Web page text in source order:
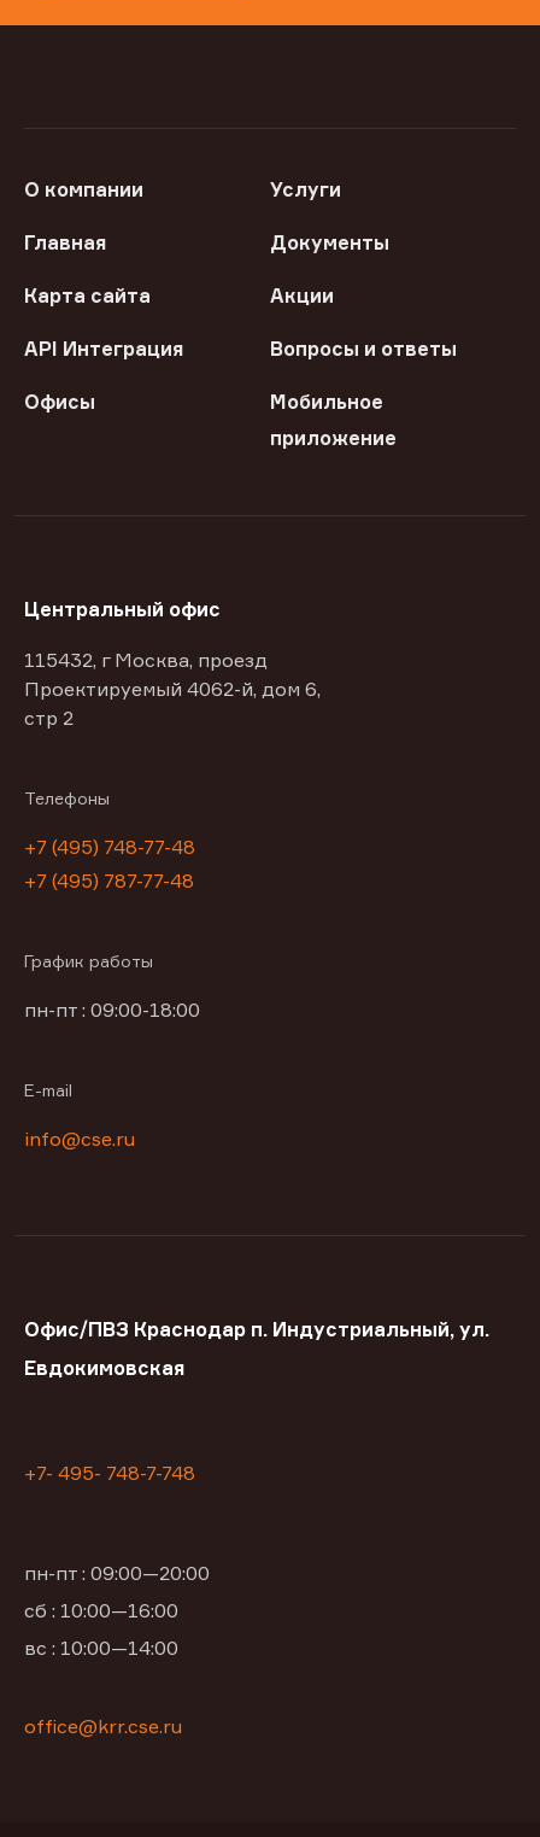
О компании Услуги
Главная Документы
Карта сайта Акции
API Интеграция Вопросы и ответы
Офисы
Мобильное
приложение
Центральный офис
115432, г Москва, проезд
Проектируемый 4062-й, дом 6,
стр 2
Телефоны
+7 (495) 748-77-48
+7 (495) 787-77-48
График работы
пн-пт : 09:00-18:00
E-mail
info@cse.ru
Офис/ПВЗ Краснодар п. Индустриальный, ул.
Евдокимовская
+7- 495- 748-7-748
пн-пт : 09:00—20:00
сб : 10:00—16:00
вс : 10:00—14:00
office@krr.cse.ru